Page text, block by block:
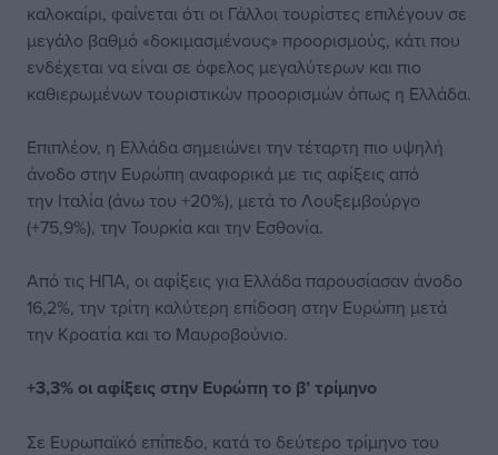
καλοκαίρι, φαίνεται ότι οι Γάλλοι τουρίστες επιλέγουν σε
μεγάλο βαθμό «δοκιμασμένους» προορισμούς, κάτι που
ενδέχεται να είναι σε όφελος μεγαλύτερων και πιο
καθιερωμένων τουριστικών προορισμών όπως η Ελλάδα.
Επιπλέον, η Ελλάδα σημειώνει την τέταρτη πιο υψηλή
άνοδο στην Ευρώπη αναφορικά με τις αφίξεις από
την Ιταλία (άνω του +20%), μετά το Λουξεμβούργο
(+75,9%), την Τουρκία και την Εσθονία.
Από τις ΗΠΑ, οι αφίξεις για Ελλάδα παρουσίασαν άνοδο
16,2%, την τρίτη καλύτερη επίδοση στην Ευρώπη μετά
την Κροατία και το Μαυροβούνιο.
+3,3% οι αφίξεις στην Ευρώπη το β’ τρίμηνο
Σε Ευρωπαϊκό επίπεδο, κατά το δεύτερο τρίμηνο του